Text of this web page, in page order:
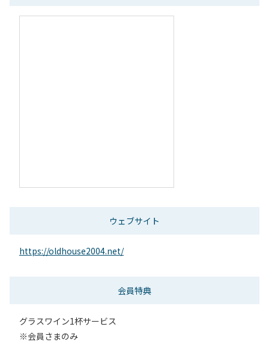
ウェブサイト
https://oldhouse2004.net/
会員特典
グラスワイン1杯サービス
※会員さまのみ